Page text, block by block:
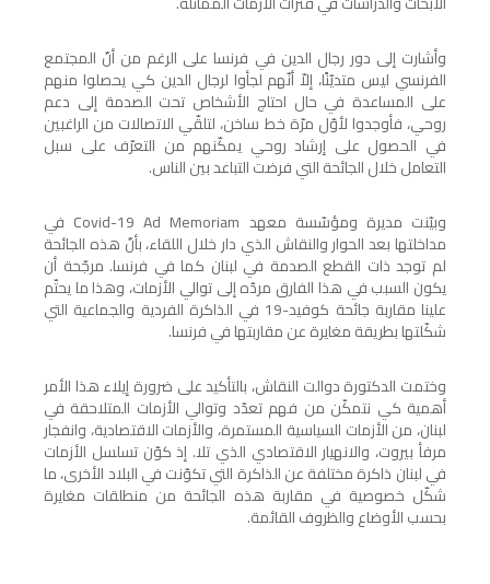
وأشارت إلى دور رجال الدين في فرنسا على الرغم من أنّ المجتمع
الفرنسي ليس متديّنًا، إلاّ أنّهم لجأوا لرجال الدين كي يحصلوا منهم
على المساعدة في حال احتاج الأشخاص تحت الصدمة إلى دعم
روحي، فأوجدوا لأوّل مرّة خط ساخن، لتلقّي الاتصالات من الراغبين
في الحصول على إرشاد روحي يمكّنهم من التعرّف على سبل
التعامل خلال الجائحة التي فرضت التباعد بين الناس.
وبيّنت مديرة ومؤسّسة معهد Covid-19 Ad Memoriam في
مداخلتها بعد الحوار والنقاش الذي دار خلال اللقاء، بأنّ هذه الجائحة
لم توجد ذات القطع الصدمة في لبنان كما في فرنسا. مرجّحة أن
يكون السبب في هذا الفارق مردّه إلى توالي الأزمات، وهذا ما يحتّم
علينا مقاربة جائحة كوفيد-19 في الذاكرة الفردية والجماعية التي
شكّلتها بطريقة مغايرة عن مقاربتها في فرنسا.
وختمت الدكتورة دوالت النقاش، بالتأكيد على ضرورة إيلاء هذا الأمر
أهمية كي نتمكّن من فهم تعدّد وتوالي الأزمات المتلاحقة في
لبنان، من الأزمات السياسية المستمرة، والأزمات الاقتصادية، وانفجار
مرفأ بيروت، والانهيار الاقتصادي الذي تلا. إذ كوّن تسلسل الأزمات
في لبنان ذاكرة مختلفة عن الذاكرة التي تكوّنت في البلاد الأخرى، ما
شكّل خصوصية في مقاربة هذه الجائحة من منطلقات مغايرة
بحسب الأوضاع والظروف القائمة.